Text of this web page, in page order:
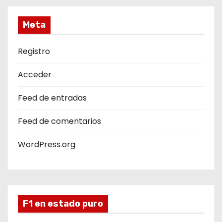
Meta
Registro
Acceder
Feed de entradas
Feed de comentarios
WordPress.org
F1 en estado puro